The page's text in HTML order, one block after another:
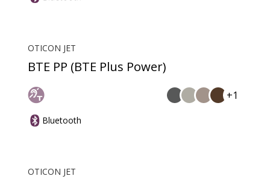
OTICON JET
BTE PP (BTE Plus Power)
+1
Bluetooth
OTICON JET